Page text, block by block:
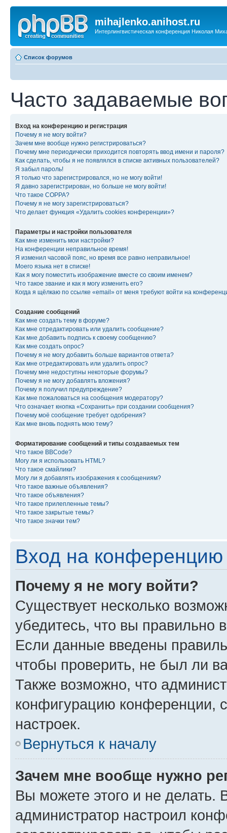
mihajlenko.anihost.ru
Интерлингвистическая конференция Николая
Список форумов
Часто задаваемые
Вход на конференцию и регистрация
Почему я не могу войти?
Зачем мне вообще нужно регистрироваться?
Почему мне периодически приходится повторять ввод имени и пароля?
Как сделать, чтобы я не появлялся в списке активных пользователей?
Я забыл пароль!
Я только что зарегистрировался, но не могу войти!
Я давно зарегистрирован, но больше не могу войти!
Что такое COPPA?
Почему я не могу зарегистрироваться?
Что делает функция «Удалить cookies конференции»?
Параметры и настройки пользователя
Как мне изменить мои настройки?
На конференции неправильное время!
Я изменил часовой пояс, но время все равно неправильное!
Моего языка нет в списке!
Как я могу поместить изображение вместе со своим именем?
Что такое звание и как я могу изменить его?
Когда я щёлкаю по ссылке «email» от меня требуют войти на
Создание сообщений
Как мне создать тему в форуме?
Как мне отредактировать или удалить сообщение?
Как мне добавить подпись к своему сообщению?
Как мне создать опрос?
Почему я не могу добавить больше вариантов ответа?
Как мне отредактировать или удалить опрос?
Почему мне недоступны некоторые форумы?
Почему я не могу добавлять вложения?
Почему я получил предупреждение?
Как мне пожаловаться на сообщения модератору?
Что означает кнопка «Сохранить» при создании сообщения?
Почему моё сообщение требует одобрения?
Как мне вновь поднять мою тему?
Форматирование сообщений и типы создаваемых тем
Что такое BBCode?
Могу ли я использовать HTML?
Что такое смайлики?
Могу ли я добавлять изображения к сообщениям?
Что такое важные объявления?
Что такое объявления?
Что такое прилепленные темы?
Что такое закрытые темы?
Что такое значки тем?
Вход на конференцию
Почему я не могу войти?
Существует несколько
убедитесь, что вы правильно
Если данные введены
чтобы проверить, не был ли
Также возможно, что
конфигурацию конференции,
настроек.
Вернуться к началу
Зачем мне вообще нужно
Вы можете этого и не делать.
администратор настроил